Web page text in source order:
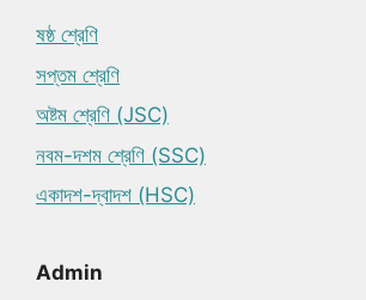
ষষ্ঠ শ্রেণি
সপ্তম শ্রেণি
অষ্টম শ্রেণি (JSC)
নবম-দশম শ্রেণি (SSC)
একাদশ-দ্বাদশ (HSC)
Admin